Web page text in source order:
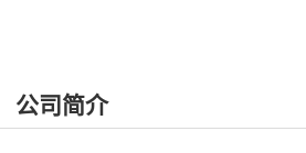
公司简介